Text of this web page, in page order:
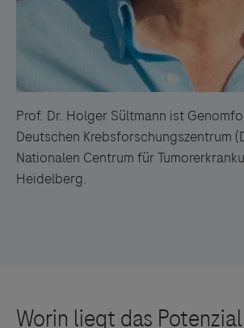
Prof. Dr. Holger Sültmann ist
Deutschen Krebsforschungszentrum
Nationalen Centrum für
Heidelberg.